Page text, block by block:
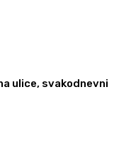
ulice, svakodnevni